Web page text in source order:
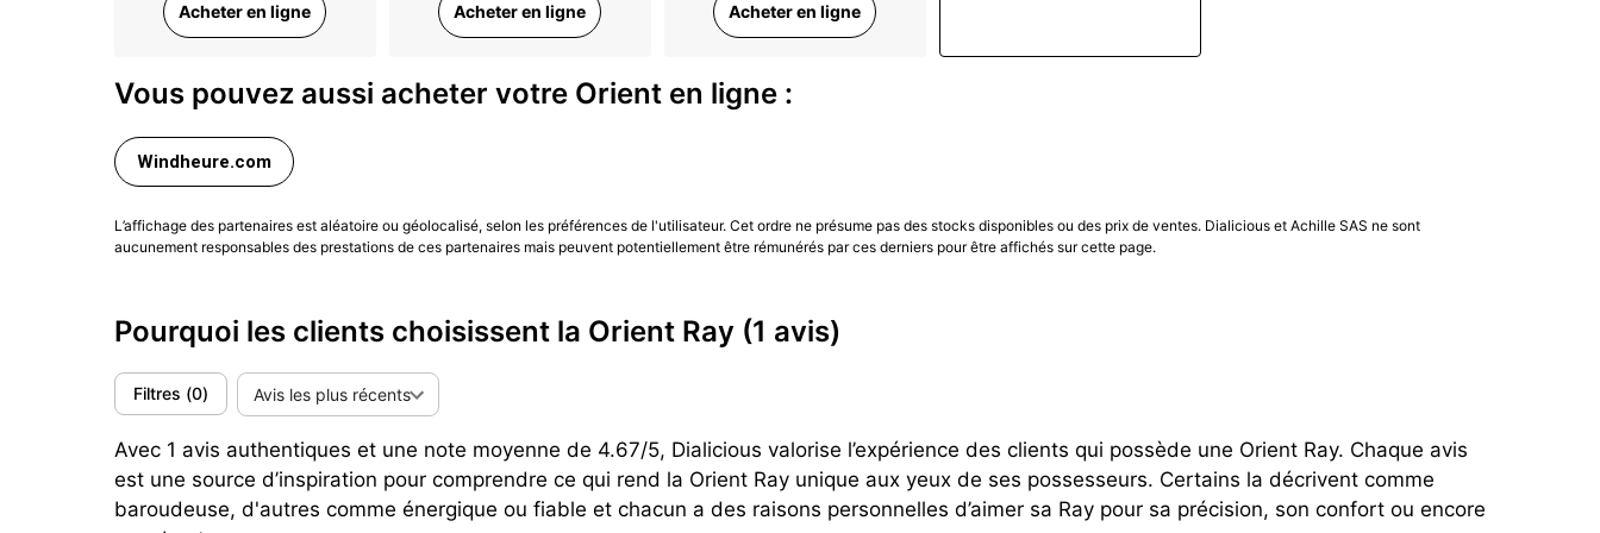
se distingue par des index horaires de forme géométrique et une absence de chiffres arabes sur le cadran, lui conférant une esthétique différente. De
plus, la Ray II a bénéficié des améliorations du mouvement F6922, offrant des fonctionnalités supplémentaires par rapport à certaines versions de la
Mako.
La Orient Ray incarne l'alliance parfaite entre performance technique et design soigné. Que vous soyez un plongeur aguerri ou un amateur de montres
constante témoigne de l'engagement d'Orient à répondre aux attentes de ses clients, faisant de la Ray une valeur sûre dans l'univers des montres de
Inspirez-vous des
avis clients Dialicious
pour choisir la montre Orient qui vous convient.
Acheter en ligne Acheter en ligne Acheter en ligne
Vous pouvez aussi acheter votre Orient en ligne :
Windheure.com
L’affichage des partenaires est aléatoire ou géolocalisé, selon les préférences de l'utilisateur. Cet ordre ne présume pas des stocks disponibles ou des prix de ventes. Dialicious et Achille SAS ne sont
aucunement responsables des prestations de ces partenaires mais peuvent potentiellement être rémunérés par ces derniers pour être affichés sur cette page.
Pourquoi les clients choisissent la Orient Ray (1 avis)
Filtres (0) Avis les plus récents
Avec 1 avis authentiques et une note moyenne de 4.67/5, Dialicious valorise l’expérience des clients qui possède une Orient Ray. Chaque avis
est une source d’inspiration pour comprendre ce qui rend la Orient Ray unique aux yeux de ses possesseurs. Certains la décrivent comme
baroudeuse, d'autres comme énergique ou fiable et chacun a des raisons personnelles d’aimer sa Ray pour sa précision, son confort ou encore